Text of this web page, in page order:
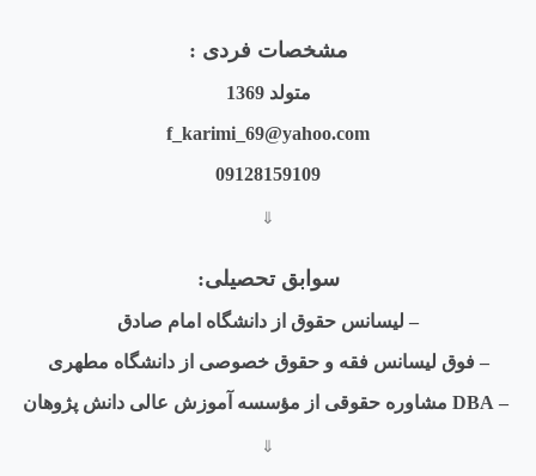
مشخصات فردی :
متولد 1369
f_karimi_69@yahoo.com
09128159109
⇓
سوابق تحصیلی:
– لیسانس حقوق از دانشگاه امام صادق
– فوق لیسانس فقه و حقوق خصوصی از دانشگاه مطهری
– DBA مشاوره حقوقی از مؤسسه آموزش عالی دانش ­پژوهان
⇓